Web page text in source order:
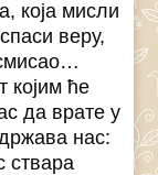
која мисли
веру,
којим ће
да врате у
нас:
ствара